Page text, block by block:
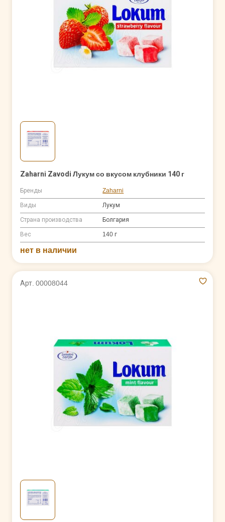
Zaharni Zavodi Лукум со вкусом клубники 140 г
Бренды Zaharni
Виды Лукум
Страна производства Болгария
Вес 140 г
нет в наличии
Арт. 00008044